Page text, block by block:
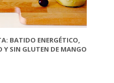
BATIDO ENERGÉTICO,
Y SIN GLUTEN DE MANGO